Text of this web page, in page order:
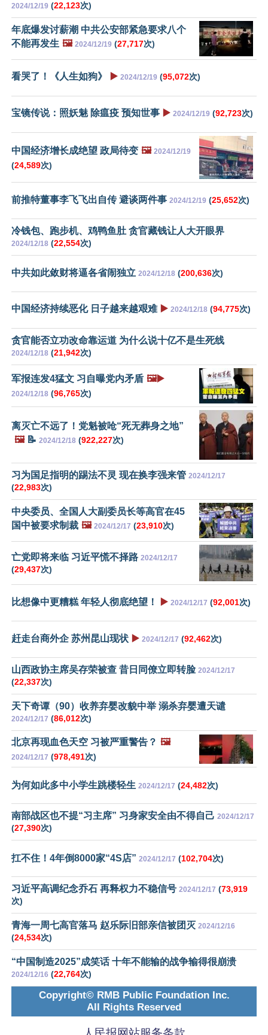
2024/12/19 (22,123次)
年底爆发讨薪潮 中共公安部紧急要求八个
不能再发生 🖼️ 2024/12/19 (27,717次)
看哭了！《人生如狗》 ▶️ 2024/12/19 (95,072次)
宝镜传说：照妖魅 除瘟疫 预知世事 ▶️ 2024/12/19 (92,723次)
中国经济增长成绝望 政局待变 🖼️ 2024/12/19
(24,589次)
前推特董事李飞飞出自传 避谈两件事 2024/12/19 (25,652次)
冷钱包、跑步机、鸡鸭鱼肚 贪官藏钱让人大开眼界
2024/12/18 (22,554次)
中共如此敛财将逼各省闹独立 2024/12/18 (200,636次)
中国经济持续恶化 日子越来越艰难 ▶️ 2024/12/18 (94,775次)
贪官能否立功改命靠运道 为什么说十亿不是生死线
2024/12/18 (21,942次)
军报连发4猛文 习自曝党内矛盾 🖼️▶️
2024/12/18 (96,765次)
离灭亡不远了！党魁被呛“死无葬身之地”
🖼️📝 2024/12/18 (922,227次)
习为国足指明的踢法不灵 现在换李强来管 2024/12/17
(22,983次)
中央委员、全国人大副委员长等高官在45
国中被要求制裁 🖼️ 2024/12/17 (23,910次)
亡党即将来临 习近平慌不择路 2024/12/17
(29,437次)
比想像中更糟糕 年轻人彻底绝望！ ▶️ 2024/12/17 (92,001次)
赶走台商外企 苏州昆山现状 ▶️ 2024/12/17 (92,462次)
山西政协主席吴存荣被查 昔日同僚立即转脸 2024/12/17
(22,337次)
天下奇谭（90）收养弃婴改貌中举 溺杀弃婴遭天谴
2024/12/17 (86,012次)
北京再现血色天空 习被严重警告？ 🖼️
2024/12/17 (978,491次)
为何如此多中小学生跳楼轻生 2024/12/17 (24,482次)
南部战区也不提“习主席” 习身家安全由不得自己 2024/12/17
(27,390次)
扛不住！4年倒8000家“4S店” 2024/12/17 (102,704次)
习近平高调纪念乔石 再释权力不稳信号 2024/12/17 (73,919
次)
青海一周七高官落马 赵乐际旧部亲信被团灭 2024/12/16
(24,534次)
“中国制造2025”成笑话 十年不能输的战争输得很崩溃
2024/12/16 (22,764次)
Copyright© RMB Public Foundation Inc.
All Rights Reserved